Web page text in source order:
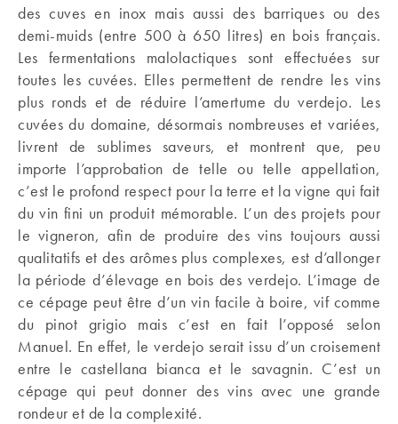
des cuves en inox mais aussi des barriques ou des
demi-muids (entre 500 à 650 litres) en bois français.
Les fermentations malolactiques sont effectuées sur
toutes les cuvées. Elles permettent de rendre les vins
plus ronds et de réduire l’amertume du verdejo. Les
cuvées du domaine, désormais nombreuses et variées,
livrent de sublimes saveurs, et montrent que, peu
importe l’approbation de telle ou telle appellation,
c’est le profond respect pour la terre et la vigne qui fait
du vin fini un produit mémorable. L’un des projets pour
le vigneron, afin de produire des vins toujours aussi
qualitatifs et des arômes plus complexes, est d’allonger
la période d’élevage en bois des verdejo. L’image de
ce cépage peut être d’un vin facile à boire, vif comme
du pinot grigio mais c’est en fait l’opposé selon
Manuel. En effet, le verdejo serait issu d’un croisement
entre le castellana bianca et le savagnin. C’est un
cépage qui peut donner des vins avec une grande
rondeur et de la complexité.